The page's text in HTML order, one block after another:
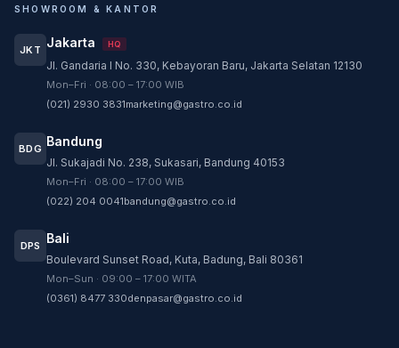
SHOWROOM & KANTOR
JKT Jakarta HQ
Jl. Gandaria I No. 330, Kebayoran Baru, Jakarta Selatan 12130
Mon–Fri · 08:00 – 17:00 WIB
(021) 2930 3831marketing@gastro.co.id
BDG Bandung
Jl. Sukajadi No. 238, Sukasari, Bandung 40153
Mon–Fri · 08:00 – 17:00 WIB
(022) 204 0041bandung@gastro.co.id
DPS Bali
Boulevard Sunset Road, Kuta, Badung, Bali 80361
Mon–Sun · 09:00 – 17:00 WITA
(0361) 8477 330denpasar@gastro.co.id
Customer Service
sesuai kebutuhan Anda.
Tim biasanya membalas dalam beberapa menit.
CS - Tanya Produk Gastro
CS - Sparepart Gastro
Konsultasi dan pembelian sparepart